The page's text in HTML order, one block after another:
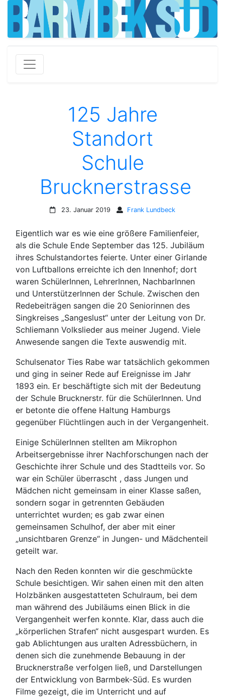
125 Jahre
Standort
Schule
Brucknerstrasse
23. Januar 2019 Frank Lundbeck
Eigentlich war es wie eine größere Familienfeier,
als die Schule Ende September das 125. Jubiläum
ihres Schulstandortes feierte. Unter einer Girlande
von Luftballons erreichte ich den Innenhof; dort
waren SchülerInnen, LehrerInnen, NachbarInnen
und UnterstützerInnen der Schule. Zwischen den
Redebeiträgen sangen die 20 Seniorinnen des
Singkreises „Sangeslust“ unter der Leitung von Dr.
Schliemann Volkslieder aus meiner Jugend. Viele
Anwesende sangen die Texte auswendig mit.
Schulsenator Ties Rabe war tatsächlich gekommen
und ging in seiner Rede auf Ereignisse im Jahr
1893 ein. Er beschäftigte sich mit der Bedeutung
der Schule Brucknerstr. für die SchülerInnen. Und
er betonte die offene Haltung Hamburgs
gegenüber Flüchtlingen auch in der Vergangenheit.
Einige SchülerInnen stellten am Mikrophon
Arbeitsergebnisse ihrer Nachforschungen nach der
Geschichte ihrer Schule und des Stadtteils vor. So
war ein Schüler überrascht , dass Jungen und
Mädchen nicht gemeinsam in einer Klasse saßen,
sondern sogar in getrennten Gebäuden
unterrichtet wurden; es gab zwar einen
gemeinsamen Schulhof, der aber mit einer
„unsichtbaren Grenze“ in Jungen- und Mädchenteil
geteilt war.
Nach den Reden konnten wir die geschmückte
Schule besichtigen. Wir sahen einen mit den alten
Holzbänken ausgestatteten Schulraum, bei dem
man während des Jubiläums einen Blick in die
Vergangenheit werfen konnte. Klar, dass auch die
„körperlichen Strafen“ nicht ausgespart wurden. Es
gab Ablichtungen aus uralten Adressbüchern, in
denen sich die zunehmende Bebauung in der
Brucknerstraße verfolgen ließ, und Darstellungen
der Entwicklung von Barmbek-Süd. Es wurden
Filme gezeigt, die im Unterricht und auf